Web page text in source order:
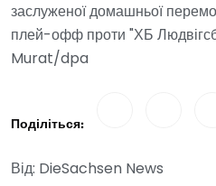
заслуженої домашньої
плей-офф проти "ХБ
Murat/dpa
Поділіться:
Від: DieSachsen News